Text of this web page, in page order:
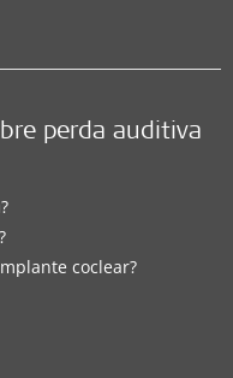
perda auditiva
coclear?